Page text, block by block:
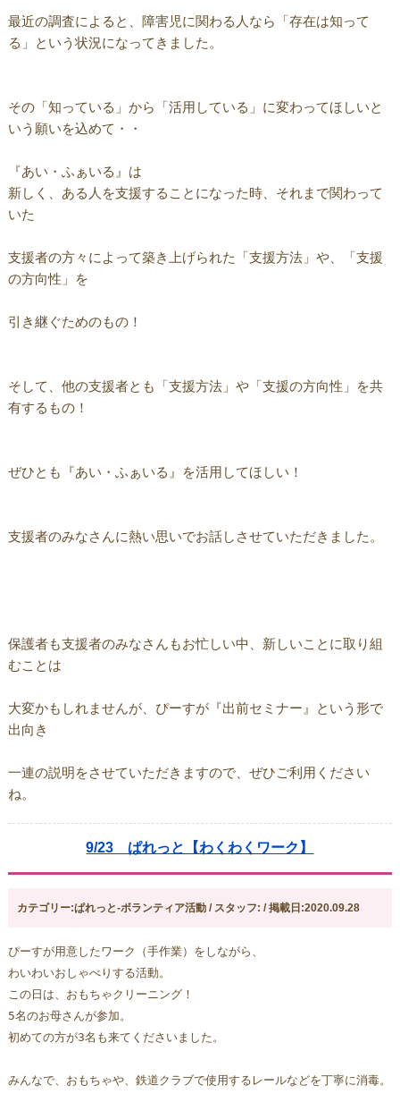
最近の調査によると、障害児に関わる人なら「存在は知って
る」という状況になってきました。
その「知っている」から「活用している」に変わってほしいと
いう願いを込めて・・
『あい・ふぁいる』は
新しく、ある人を支援することになった時、それまで関わって
いた
支援者の方々によって築き上げられた「支援方法」や、「支援
の方向性」を
引き継ぐためのもの！
そして、他の支援者とも「支援方法」や「支援の方向性」を共
有するもの！
ぜひとも『あい・ふぁいる』を活用してほしい！
支援者のみなさんに熱い思いでお話しさせていただきました。
保護者も支援者のみなさんもお忙しい中、新しいことに取り組
むことは
大変かもしれませんが、ぴーすが『出前セミナー』という形で
出向き
一連の説明をさせていただきますので、ぜひご利用ください
ね。
9/23 ぱれっと【わくわくワーク】
カテゴリー:ぱれっと-ボランティア活動 / スタッフ: / 掲載日:2020.09.28
ぴーすが用意したワーク（手作業）をしながら、
わいわいおしゃべりする活動。
この日は、おもちゃクリーニング！
5名のお母さんが参加。
初めての方が3名も来てくださいました。
みんなで、おもちゃや、鉄道クラブで使用するレールなどを丁寧に消毒。